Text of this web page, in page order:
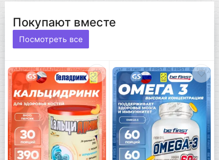
Покупают вместе
Посмотреть все